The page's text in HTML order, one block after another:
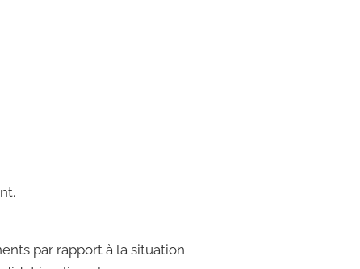
par rapport à la situation